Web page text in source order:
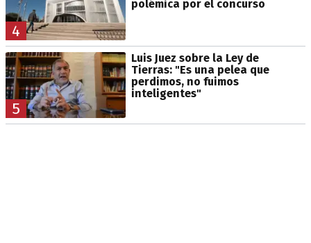
4
polémica por el concurso
5
Luis Juez sobre la Ley de
Tierras: "Es una pelea que
perdimos, no fuimos
inteligentes"